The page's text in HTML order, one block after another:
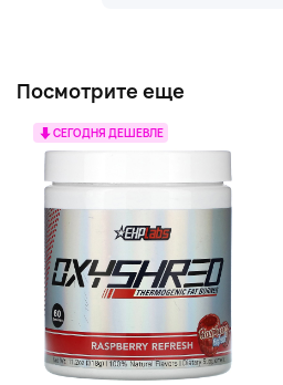
Посмотрите еще
СЕГОДНЯ ДЕШЕВЛЕ